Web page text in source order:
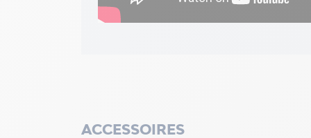
ACCESSOIRES